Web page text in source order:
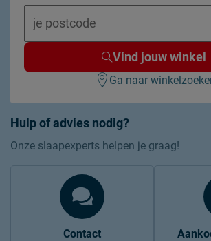
Hulp of advies nodig?
Onze slaapexperts helpen je graag!
Contact
Vind jouw winkel
Ga naar